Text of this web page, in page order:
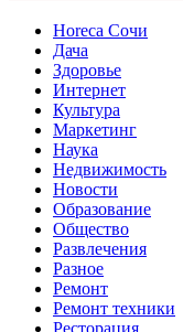
Horeca Сочи
Дача
Здоровье
Интернет
Культура
Маркетинг
Наука
Недвижимость
Новости
Образование
Общество
Развлечения
Разное
Ремонт
Ремонт техники